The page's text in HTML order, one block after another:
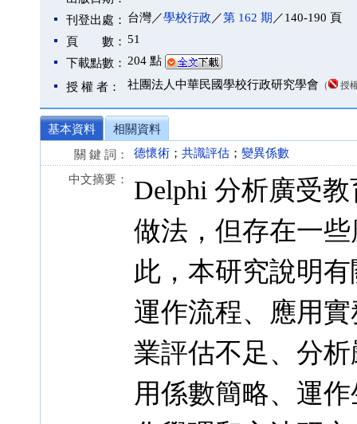
刊登出處： 台灣／學校行政 ／第 162 期 ／140-190 頁
頁 數： 51
下載點數： 204 點
授 權 者： 社團法人中華民國學校行政研究學會 （ 授
基本資料
相關資料
關 鍵 詞：
德懷術 ； 共識評估 ； 變異係數
中文摘要：
Delphi 分析廣受
做法，但存在一
此，本研究說明
運作流程、應用
業評估不足、分
用係數簡略、運